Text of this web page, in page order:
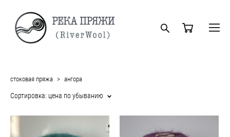
стоковая пряжа > ангора
Сортировка: цена по убыванию